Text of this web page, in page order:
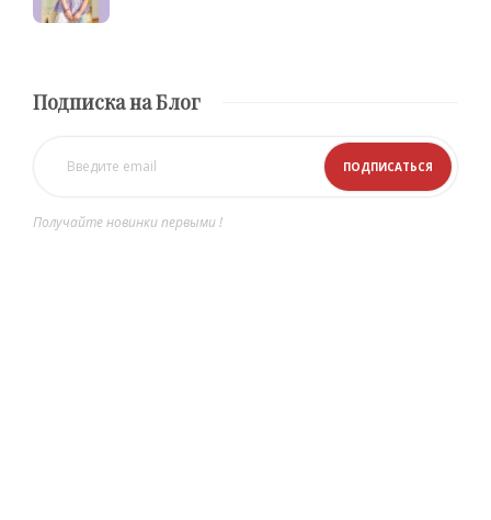
Подписка на Блог
Получайте новинки первыми !